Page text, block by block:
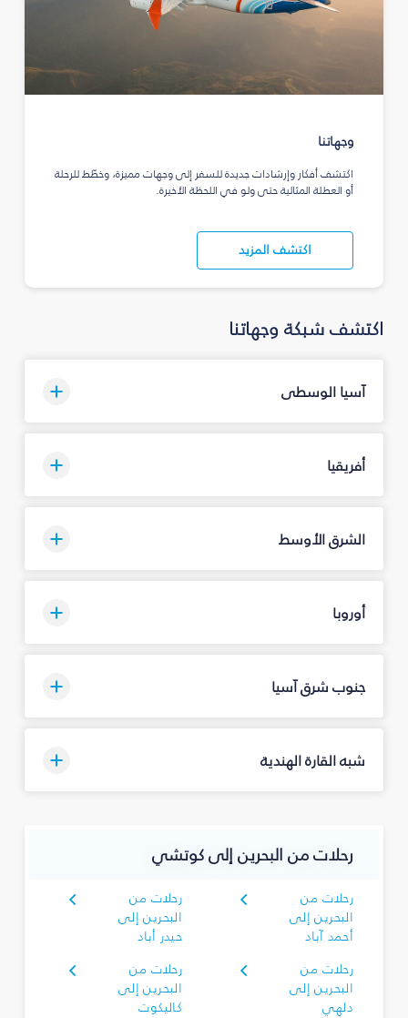
وجهاتنا
اكتشف أفكار وإرشادات جديدة للسفر إلى وجهات مميزة، وخطّط للرحلة
أو العطلة المثالية حتى ولو في اللحظة الأخيرة.
اكتشف المزيد
اكتشف شبكة وجهاتنا
آسيا الوسطى
أفريقيا
الشرق الأوسط
أوروبا
جنوب شرق آسيا
شبه القارة الهندية
رحلات من البحرين إلى كوتشي
رحلات من
البحرين إلى
أحمد آباد
رحلات من
البحرين إلى
حيدر أباد
رحلات من
البحرين إلى
دلهي
رحلات من
البحرين إلى
كاليكوت